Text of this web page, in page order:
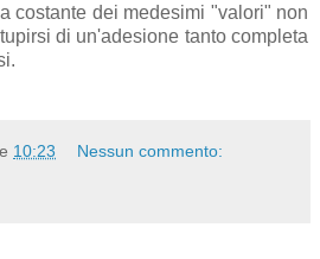
costante dei medesimi "valori" non
di un'adesione tanto completa
10:23 Nessun commento: